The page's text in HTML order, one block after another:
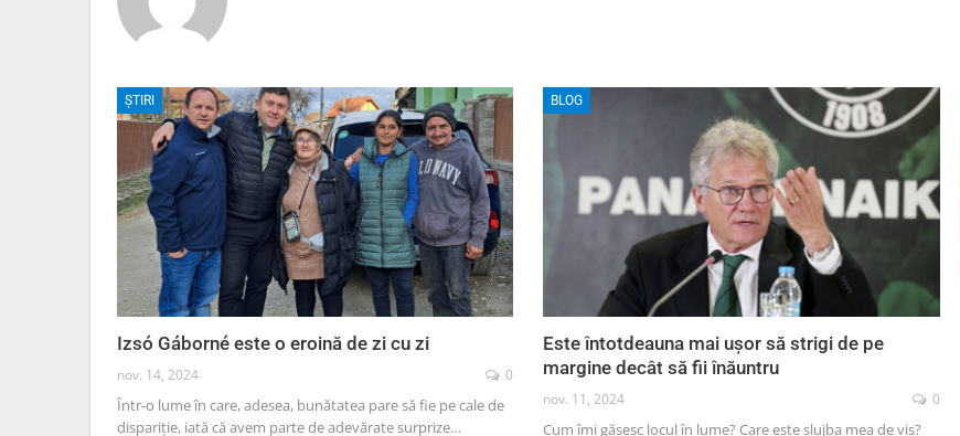
ȘTIRI
Izsó Gáborné este o eroină de zi cu zi
nov. 14, 2024 0
Într-o lume în care, adesea, bunătatea pare să fie pe cale de
dispariție, iată că avem parte de adevărate surprize…
BLOG
Este întotdeauna mai ușor să strigi de pe
margine decât să fii înăuntru
nov. 11, 2024 0
Cum îmi găsesc locul în lume? Care este slujba mea de vis?